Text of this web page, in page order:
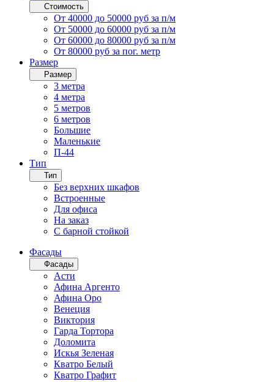
Стоимость
От 40000 до 50000 руб за п/м
От 50000 до 60000 руб за п/м
От 60000 до 80000 руб за п/м
От 80000 руб за пог. метр
Размер
Размер
3 метра
4 метра
5 метров
6 метров
Большие
Маленькие
П-44
Тип
Тип
Без верхних шкафов
Встроенные
Для офиса
На заказ
С барной стойкой
Фасады
Фасады
Асти
Афина Аргенто
Афина Оро
Венеция
Виктория
Гарда Тортора
Доломита
Искья Зеленая
Кватро Белый
Кватро Графит